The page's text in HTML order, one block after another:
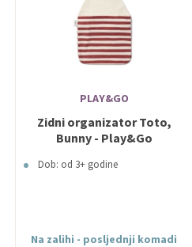
PLAY&GO
Zidni organizator Toto,
Bunny - Play&Go
Dob: od 3+ godine
Na zalihi - posljednji komadi